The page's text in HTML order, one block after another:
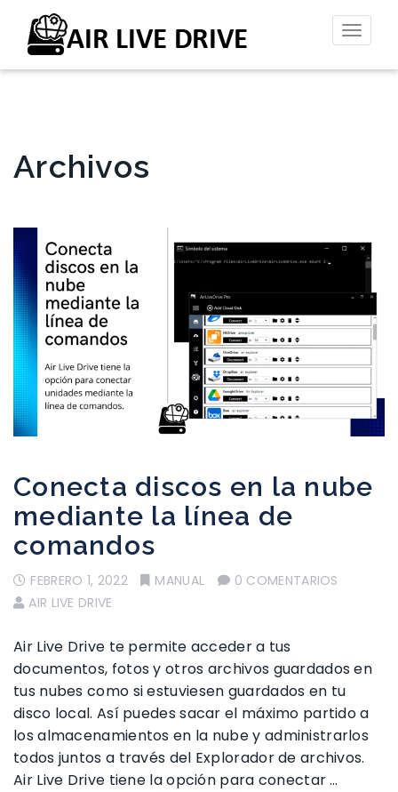
Archivos
Conecta discos en la nube
mediante la línea de
comandos
FEBRERO 1, 2022 MANUAL
0 COMENTARIOS
AIR LIVE DRIVE
Air Live Drive te permite acceder a tus
documentos, fotos y otros archivos guardados en
tus nubes como si estuviesen guardados en tu
disco local. Así puedes sacar el máximo partido a
los almacenamientos en la nube y administrarlos
todos juntos a través del Explorador de archivos.
Air Live Drive tiene la opción para conectar …